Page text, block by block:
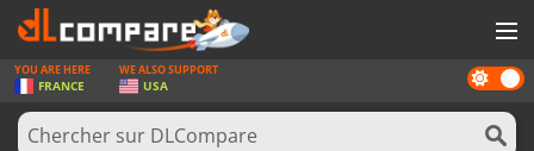
JEUX
CARTES PRÉPAYÉES
Dark
mode
YOU ARE HERE
FRANCE
WE ALSO SUPPORT
USA